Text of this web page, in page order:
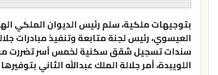
بتوجيهات ملكية، سلم رئيس الديوان
العيسوي، رئيس لجنة متابعة وتنفيذ مبادرات
سندات تسجيل شقق سكنية لخمس أسر تضررت من
اللويبدة، أمر جلالة الملك عبدالله الثاني